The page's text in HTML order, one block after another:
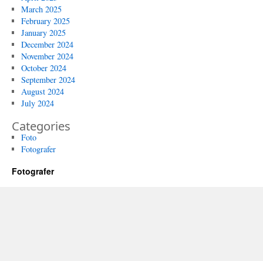
March 2025
February 2025
January 2025
December 2024
November 2024
October 2024
September 2024
August 2024
July 2024
Categories
Foto
Fotografer
Fotografer